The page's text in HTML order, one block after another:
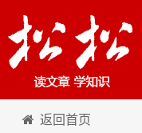
卢松松博客
返回首页